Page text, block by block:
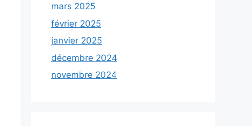
mars 2025
février 2025
janvier 2025
décembre 2024
novembre 2024